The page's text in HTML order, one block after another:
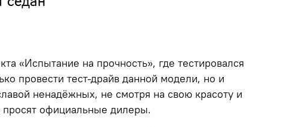
«Испытание на прочность», где тестировался
провести тест-драйв данной модели, но и
ненадёжных, не смотря на свою красоту и
просят официальные дилеры.